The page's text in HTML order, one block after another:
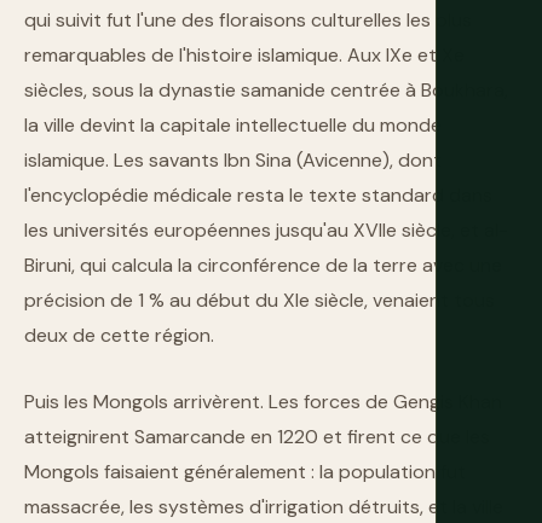
qui suivit fut l'une des floraisons culturelles les plus
remarquables de l'histoire islamique. Aux IXe et Xe
siècles, sous la dynastie samanide centrée à Boukhara,
la ville devint la capitale intellectuelle du monde
islamique. Les savants Ibn Sina (Avicenne), dont
l'encyclopédie médicale resta le texte standard dans
les universités européennes jusqu'au XVIIe siècle, et al-
Biruni, qui calcula la circonférence de la terre avec une
précision de 1 % au début du XIe siècle, venaient tous
deux de cette région.
Puis les Mongols arrivèrent. Les forces de Gengis Khan
atteignirent Samarcande en 1220 et firent ce que les
Mongols faisaient généralement : la population fut
massacrée, les systèmes d'irrigation détruits, et la ville